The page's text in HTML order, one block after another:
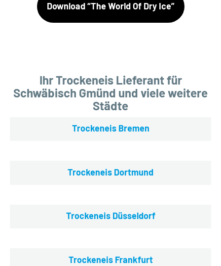
Download “The World Of Dry Ice”
Ihr Trockeneis Lieferant für
Schwäbisch Gmünd und viele weitere
Städte
Trockeneis Bremen
Trockeneis Dortmund
Trockeneis Düsseldorf
Trockeneis Frankfurt